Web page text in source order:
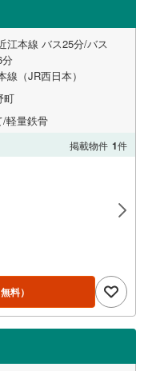
江本線 バス25分/バス
（JR西日本）
町
/軽量鉄骨
掲載物件 1件
無料）